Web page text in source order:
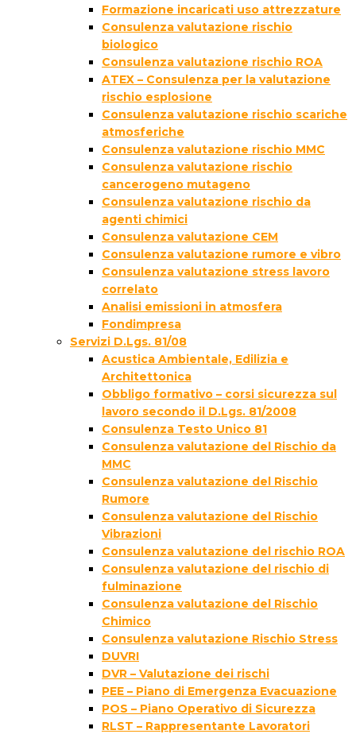
Formazione incaricati uso attrezzature
Consulenza valutazione rischio
biologico
Consulenza valutazione rischio ROA
ATEX – Consulenza per la valutazione
rischio esplosione
Consulenza valutazione rischio scariche
atmosferiche
Consulenza valutazione rischio MMC
Consulenza valutazione rischio
cancerogeno mutageno
Consulenza valutazione rischio da
agenti chimici
Consulenza valutazione CEM
Consulenza valutazione rumore e vibro
Consulenza valutazione stress lavoro
correlato
Analisi emissioni in atmosfera
Fondimpresa
Servizi D.Lgs. 81/08
Acustica Ambientale, Edilizia e
Architettonica
Obbligo formativo – corsi sicurezza sul
lavoro secondo il D.Lgs. 81/2008
Consulenza Testo Unico 81
Consulenza valutazione del Rischio da
MMC
Consulenza valutazione del Rischio
Rumore
Consulenza valutazione del Rischio
Vibrazioni
Consulenza valutazione del rischio ROA
Consulenza valutazione del rischio di
fulminazione
Consulenza valutazione del Rischio
Chimico
Consulenza valutazione Rischio Stress
DUVRI
DVR – Valutazione dei rischi
PEE – Piano di Emergenza Evacuazione
POS – Piano Operativo di Sicurezza
RLST – Rappresentante Lavoratori